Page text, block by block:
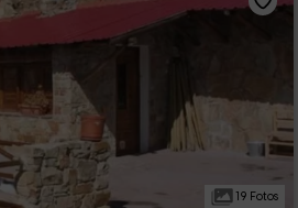
19 Fotos